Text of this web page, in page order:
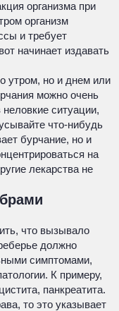
организма при
организм
и требует
начинает издавать
утром, но и днем или
можно очень
ситуации,
что-нибудь
бурчание, но и
на
лекарства не
что вызывало
должно
симптомами,
К примеру,
панкреатита.
то это указывает